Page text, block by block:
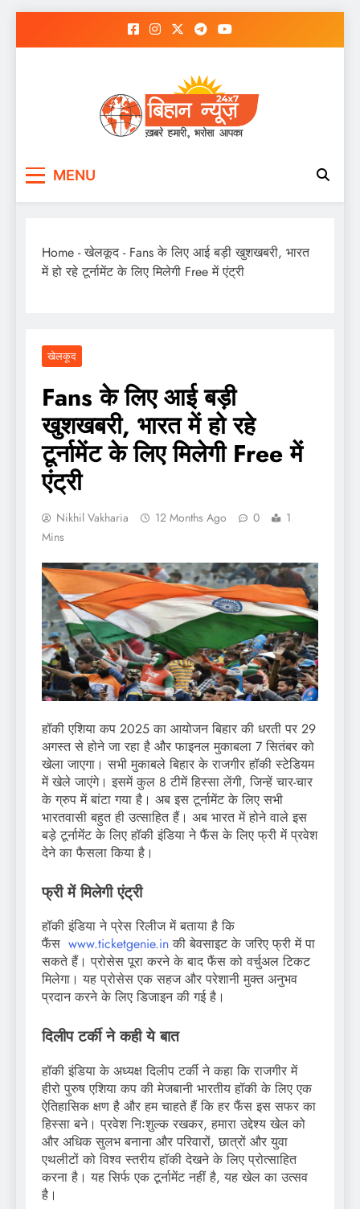
MENU
Home -खेलकूद- Fans के लिए आई बड़ी खुशखबरी, भारत
में हो रहे टूर्नामेंट के लिए मिलेगी Free में एंट्री
खेलकूद
Fans के लिए आई बड़ी
खुशखबरी, भारत में हो रहे
टूर्नामेंट के लिए मिलेगी Free में
एंट्री
Nikhil Vakharia 12 Months Ago 0
1
Mins
हॉकी एशिया कप 2025 का आयोजन बिहार की धरती पर 29
अगस्त से होने जा रहा है और फाइनल मुकाबला 7 सितंबर को
खेला जाएगा। सभी मुकाबले बिहार के राजगीर हॉकी स्टेडियम
में खेले जाएंगे। इसमें कुल 8 टीमें हिस्सा लेंगी, जिन्हें चार-चार
के ग्रुप में बांटा गया है। अब इस टूर्नामेंट के लिए सभी
भारतवासी बहुत ही उत्साहित हैं। अब भारत में होने वाले इस
बड़े टूर्नामेंट के लिए हॉकी इंडिया ने फैंस के लिए फ्री में प्रवेश
देने का फैसला किया है।
फ्री में मिलेगी एंट्री
हॉकी इंडिया ने प्रेस रिलीज में बताया है कि
फैंस www.ticketgenie.inकी बेवसाइट के जरिए फ्री में पा
सकते हैं। प्रोसेस पूरा करने के बाद फैंस को वर्चुअल टिकट
मिलेगा। यह प्रोसेस एक सहज और परेशानी मुक्त अनुभव
प्रदान करने के लिए डिजाइन की गई है।
दिलीप टर्की ने कही ये बात
हॉकी इंडिया के अध्यक्ष दिलीप टर्की ने कहा कि राजगीर में
हीरो पुरुष एशिया कप की मेजबानी भारतीय हॉकी के लिए एक
ऐतिहासिक क्षण है और हम चाहते हैं कि हर फैंस इस सफर का
हिस्सा बने। प्रवेश निःशुल्क रखकर, हमारा उद्देश्य खेल को
और अधिक सुलभ बनाना और परिवारों, छात्रों और युवा
एथलीटों को विश्व स्तरीय हॉकी देखने के लिए प्रोत्साहित
करना है। यह सिर्फ एक टूर्नामेंट नहीं है, यह खेल का उत्सव
है।